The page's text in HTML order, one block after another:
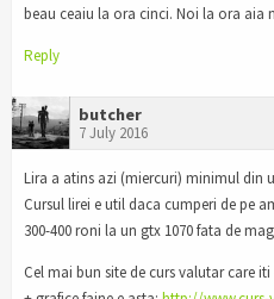
beau ceaiu la ora cinci. Noi la ora aia
Reply
butcher
7 July 2016
Lira a atins azi (miercuri) minimul din
Cursul lirei e util daca cumperi de pe
300-400 roni la un gtx 1070 fata de
Cel mai bun site de curs valutar care